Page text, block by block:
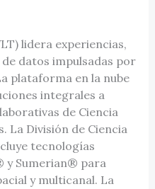
lidera experiencias,
datos impulsadas por
plataforma en la nube
integrales a
de Ciencia
La División de Ciencia
tecnologías
y Sumerian® para
y multicanal. La